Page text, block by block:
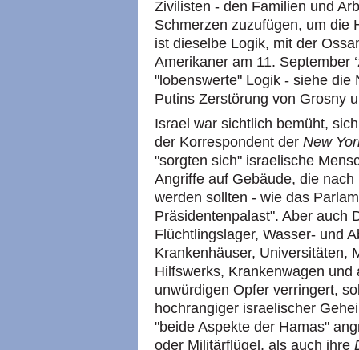
Zivilisten - den Familien und
Schmerzen zuzufügen, um die
ist dieselbe Logik, mit der
Amerikaner am 11. September
"lobenswerte" Logik - siehe die
Putins Zerstörung von Grosny
Israel war sichtlich bemüht,
der Korrespondent der New
"sorgten sich" israelische
Angriffe auf Gebäude, die
werden sollten - wie das
Präsidentenpalast". Aber auch
Flüchtlingslager, Wasser- und
Krankenhäuser, Universitäten,
Hilfswerks, Krankenwagen
unwürdigen Opfer verringert,
hochrangiger israelischer
"beide Aspekte der Hamas"
oder Militärflügel, als auch ihre